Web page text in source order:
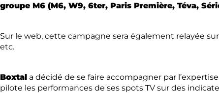
groupe M6 (M6, W9, 6ter, Paris Première, Téva,
Sur le web, cette campagne sera également relayée
etc.
Boxtal a décidé de se faire accompagner par
pilote les performances de ses spots TV sur des